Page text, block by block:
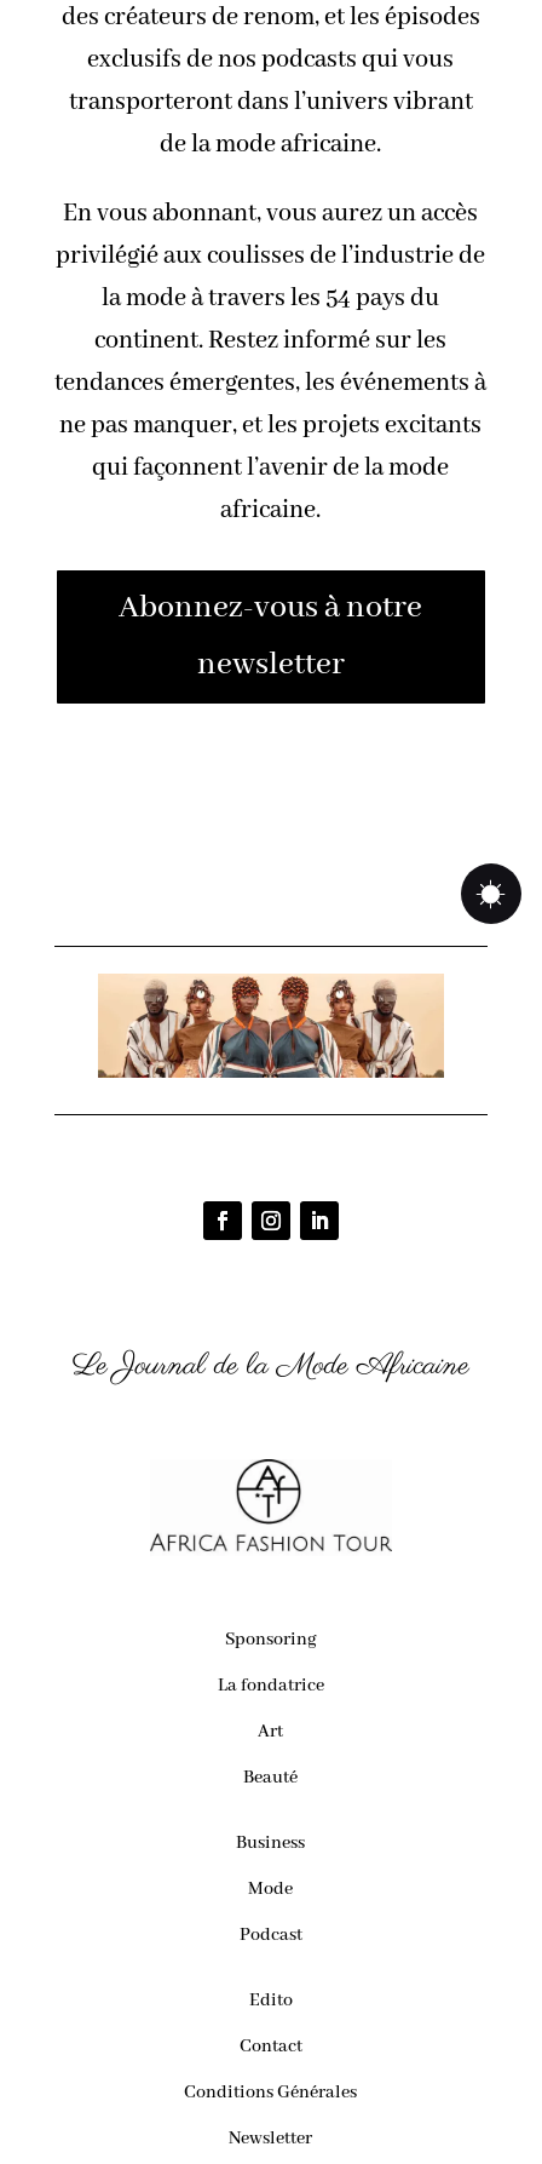
des créateurs de renom, et les épisodes
exclusifs de nos podcasts qui vous
transporteront dans l’univers vibrant
de la mode africaine.
En vous abonnant, vous aurez un accès
privilégié aux coulisses de l’industrie de
la mode à travers les 54 pays du
continent. Restez informé sur les
tendances émergentes, les événements à
ne pas manquer, et les projets excitants
qui façonnent l’avenir de la mode
africaine.
Abonnez-vous à notre
newsletter
Le Journal de la Mode Africaine
Sponsoring
La fondatrice
Art
Beauté
Business
Mode
Podcast
Edito
Contact
Conditions Générales
Newsletter